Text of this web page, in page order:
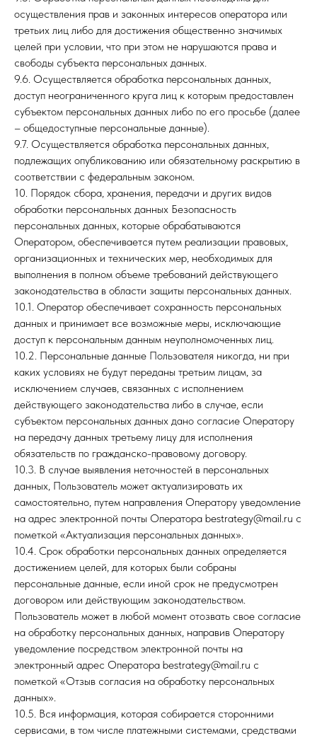
осуществления прав и законных интересов оператора или
третьих лиц либо для достижения общественно значимых
целей при условии, что при этом не нарушаются права и
свободы субъекта персональных данных.
9.6. Осуществляется обработка персональных данных,
доступ неограниченного круга лиц к которым предоставлен
субъектом персональных данных либо по его просьбе (далее
– общедоступные персональные данные).
9.7. Осуществляется обработка персональных данных,
подлежащих опубликованию или обязательному раскрытию в
соответствии с федеральным законом.
10. Порядок сбора, хранения, передачи и других видов
обработки персональных данных Безопасность
персональных данных, которые обрабатываются
Оператором, обеспечивается путем реализации правовых,
организационных и технических мер, необходимых для
выполнения в полном объеме требований действующего
законодательства в области защиты персональных данных.
10.1. Оператор обеспечивает сохранность персональных
данных и принимает все возможные меры, исключающие
доступ к персональным данным неуполномоченных лиц.
10.2. Персональные данные Пользователя никогда, ни при
каких условиях не будут переданы третьим лицам, за
исключением случаев, связанных с исполнением
действующего законодательства либо в случае, если
субъектом персональных данных дано согласие Оператору
на передачу данных третьему лицу для исполнения
обязательств по гражданско-правовому договору.
10.3. В случае выявления неточностей в персональных
данных, Пользователь может актуализировать их
самостоятельно, путем направления Оператору уведомление
на адрес электронной почты Оператора bestrategy@mail.ru с
пометкой «Актуализация персональных данных».
10.4. Срок обработки персональных данных определяется
достижением целей, для которых были собраны
персональные данные, если иной срок не предусмотрен
договором или действующим законодательством.
Пользователь может в любой момент отозвать свое согласие
на обработку персональных данных, направив Оператору
уведомление посредством электронной почты на
электронный адрес Оператора bestrategy@mail.ru с
пометкой «Отзыв согласия на обработку персональных
данных».
10.5. Вся информация, которая собирается сторонними
сервисами, в том числе платежными системами, средствами